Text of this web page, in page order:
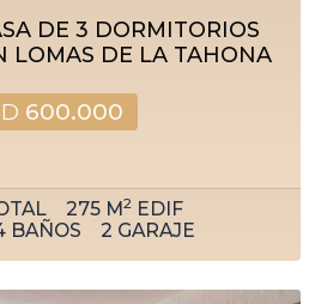
DE 3 DORMITORIOS
LOMAS DE LA TAHONA
600.000
275 M2 EDIF
BAÑOS 2 GARAJE